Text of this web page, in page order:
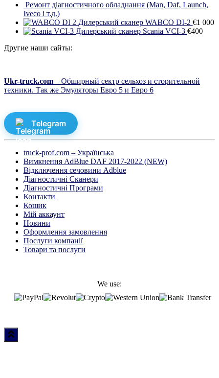
Ремонт діагностичного обладнання (Man, Daf, Launch,
Iveco і т.д.)
Дилерський сканер WABCO DI-2 €1 000
Дилерський сканер Scania VCI-3 €400
Другие наши сайты:
Ukr-truck.com – Обширный сектр сельхоз и сторительной
техники. Так же Эмуляторы Евро 5 и Евро 6
Telegram
truck-prof.com – Українська
Вимкнення AdBlue DAF 2017-2022 (NEW)
Відключення сечовини Adblue
Діагностичні Cканери
Діагностичні Програми
Контакти
Кошик
Мій аккаунт
Новини
Оформлення замовлення
Послуги компанії
Товари та послуги
We use: